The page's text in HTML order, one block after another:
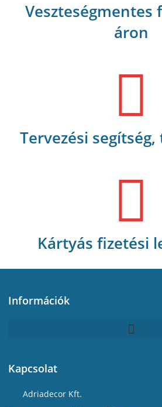
Veszteségmentes
áron
Tervezési
Kártyás fizetési
Információk
Kapcsolat
Adriadecor Kft.